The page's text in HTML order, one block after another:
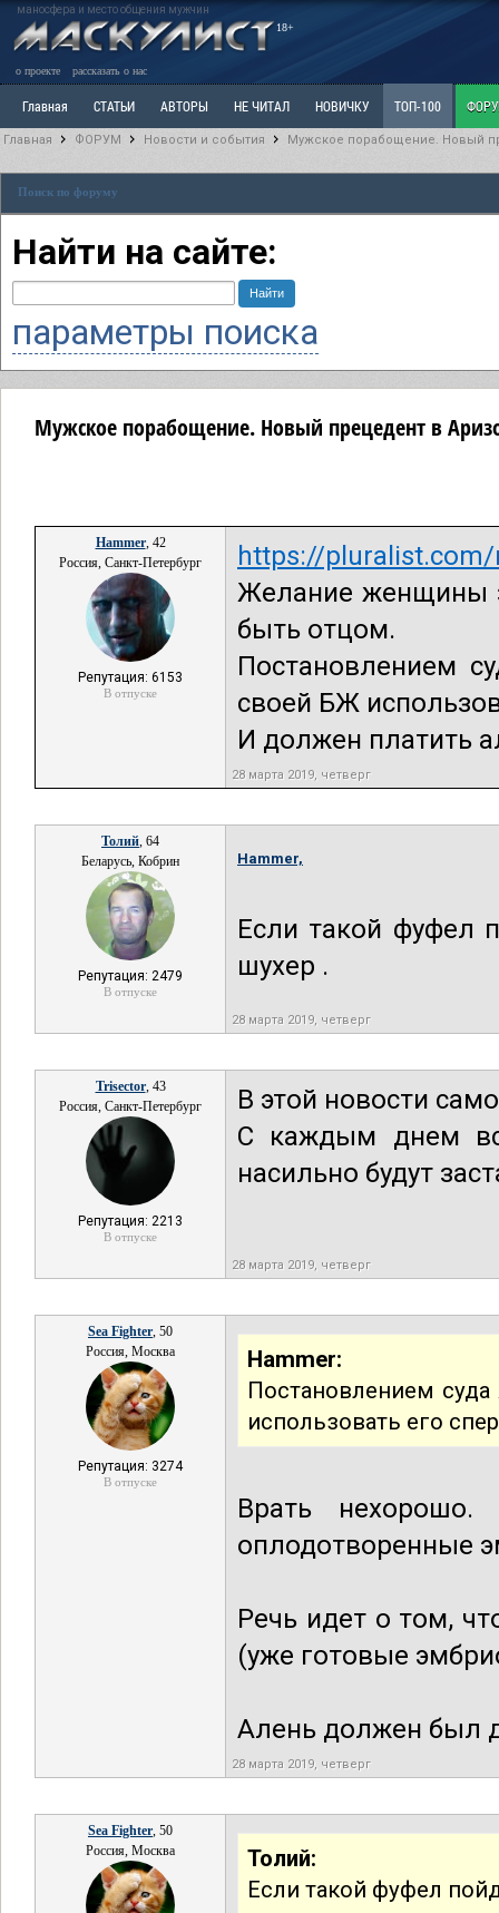
маносфера и место общения мужчин
18+
о проекте рассказать о нас
Главная СТАТЬИ АВТОРЫ НЕ ЧИТАЛ НОВИЧКУ ТОП-100
Ветка: Наболевшее. Выскажись!
РАЗДЕЛ: Разное
Главная ФОРУМ Новости и события Мужское порабощение. Новый
Поиск по форуму
Найти на сайте:
параметры поиска
Мужское порабощение. Новый прецедент в
Hammer, 42
Россия, Санкт-Петербург
Репутация: 6153
В отпуске
https://
Желание женщины
быть отцом.
Постановлением
своей БЖ
И должен платить
28 марта 2019, четверг
Толий, 64
Беларусь, Кобрин
Репутация: 2479
В отпуске
Hammer,
Если такой фуфел
шухер .
28 марта 2019, четверг
Trisector, 43
Россия, Санкт-Петербург
Репутация: 2213
В отпуске
В этой новости
С каждым днем
насильно будут
28 марта 2019, четверг
Sea Fighter, 50
Россия, Москва
Репутация: 3274
В отпуске
Hammer:
Постановлением
использовать его
Врать
оплодотворенные
Речь идет о том,
(уже готовые
Алень должен был
28 марта 2019, четверг
Sea Fighter, 50
Россия, Москва
Толий:
Если такой фуфел